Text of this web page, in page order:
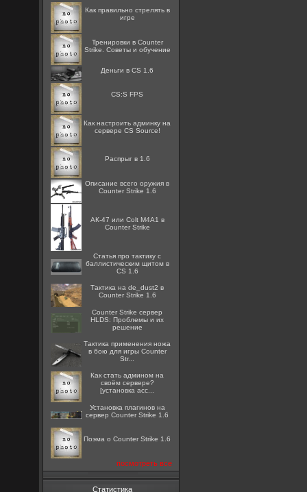
Как правильно стрелять в
игре
Тренировки в Counter
Strike. Советы и обучение
Деньги в CS 1.6
CS:S FPS
Как настроить админку на
сервере CS Source!
Распрыг в 1.6
Описание всего оружия в
Counter Strike 1.6
АК-47 или Colt M4A1 в
Counter Strike
Статья про тактику с
баллистическим щитом в
CS 1.6
Тактика на de_dust2 в
Counter Strike 1.6
Counter Strike сервер
HLDS: Проблемы и их
решение
Тактика применения ножа
в бою для игры Counter
Str...
Как стать админом на
своём сервере?
[установка acc...
Установка плагинов на
сервер Counter Strike 1.6
Поэма о Counter Strike 1.6
посмотреть все
Статистика